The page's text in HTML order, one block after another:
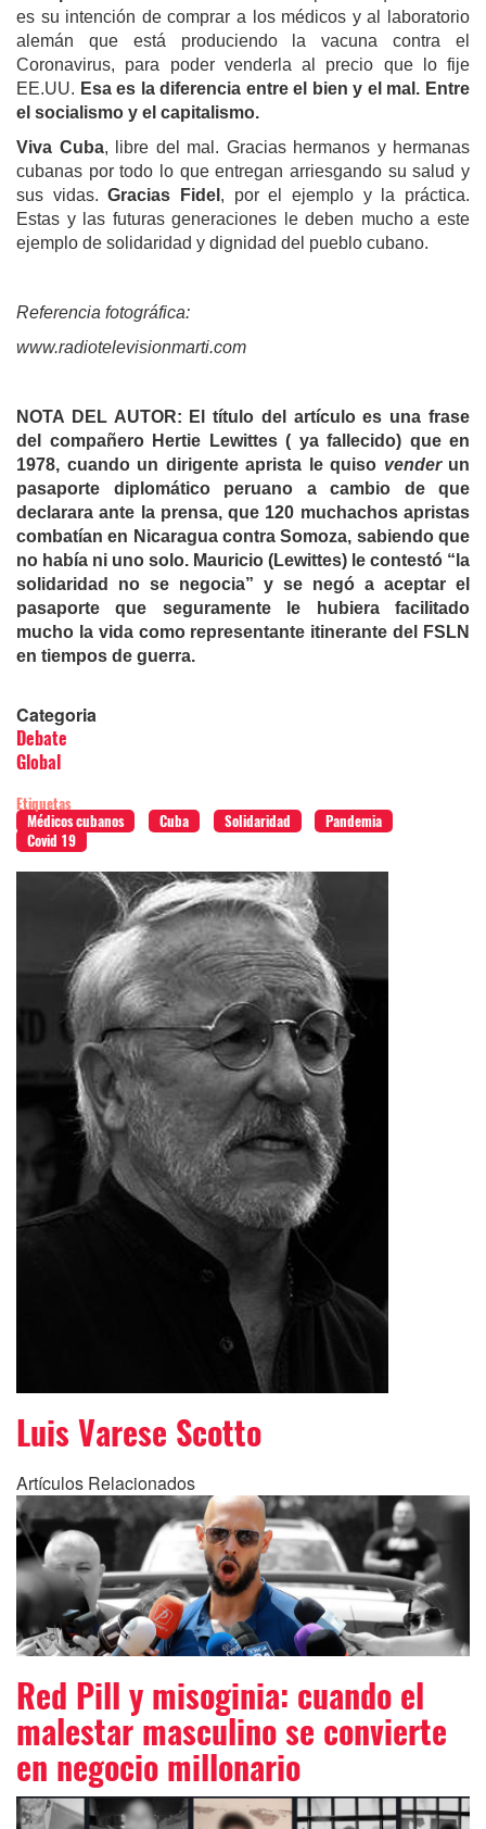
es su intención de comprar a los médicos y al laboratorio
alemán que está produciendo la vacuna contra el
Coronavirus, para poder venderla al precio que lo fije
EE.UU. Esa es la diferencia entre el bien y el mal. Entre
el socialismo y el capitalismo.
Viva Cuba, libre del mal. Gracias hermanos y hermanas
cubanas por todo lo que entregan arriesgando su salud y
sus vidas.Gracias Fidel , por el ejemplo y la práctica.
Estas y las futuras generaciones le deben mucho a este
ejemplo de solidaridad y dignidad del pueblo cubano.
Referencia fotográfica:
www.radiotelevisionmarti.com
NOTA DEL AUTOR: El título del artículo es una frase
del compañero Hertie Lewittes ( ya fallecido) que en
1978, cuando un dirigente aprista le quiso venderun
pasaporte diplomático peruano a cambio de que
declararaante la prensa, que 120 muchachos apristas
combatían en Nicaragua contra Somoza, sabiendo que
no había ni uno solo. Mauricio (Lewittes) le contestó “la
solidaridad no se negocia” y se negó a aceptar el
pasaporte que seguramente le hubiera facilitado
mucho la vida como representante itinerante del FSLN
en tiempos de guerra.
Categoria
Debate
Global
Etiquetas
Médicos cubanos
Cuba Solidaridad
Pandemia
Covid 19
Luis Varese Scotto
Artículos Relacionados
Red Pill y misoginia: cuando el
malestar masculino se convierte
en negocio millonario